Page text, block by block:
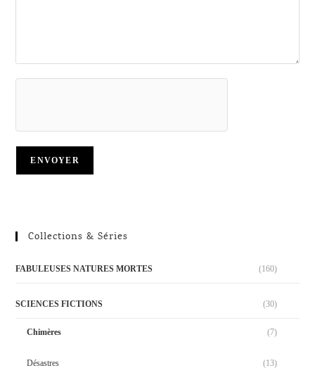
Collections & Séries
FABULEUSES NATURES MORTES (160)
SCIENCES FICTIONS (30)
Chimères (7)
Désastres (13)